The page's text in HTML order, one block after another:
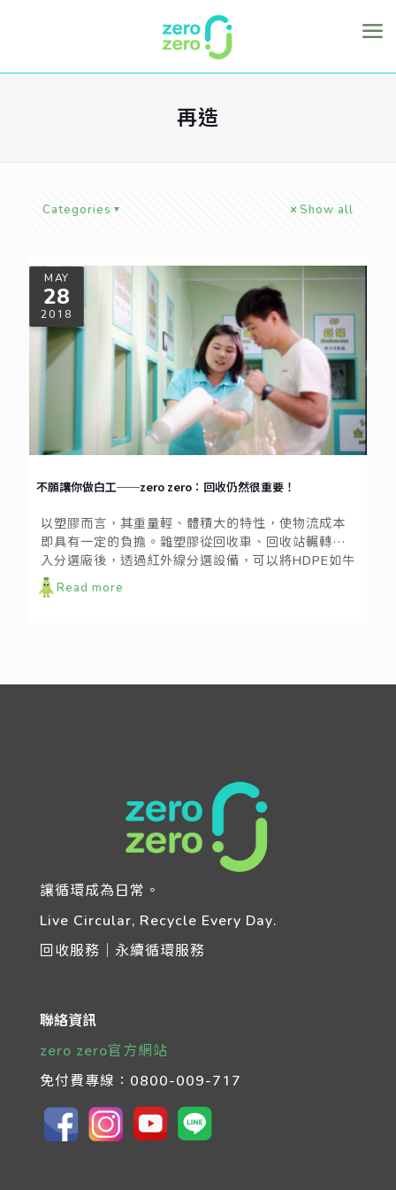
再造
Categories Show all
MAY
28
2018
不願讓你做白工──zero zero：回收仍然很重要！
以塑膠而言，其重量輕、體積大的特性，使物流成本
即具有一定的負擔。雜塑膠從回收車、回收站輾轉進
入分選廠後，透過紅外線分選設備，可以將HDPE如牛
奶罐、PP如手搖杯、PET如寶特瓶、PS如養樂多瓶等
容器類塑膠分出，進一步交由處理廠再造。相較之
Read more
讓循環成為日常。
Live Circular, Recycle Every Day.
回收服務｜永續循環服務
聯絡資訊
zero zero官方網站
免付費專線： 0800-009-717